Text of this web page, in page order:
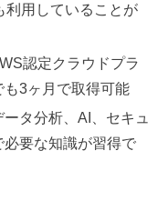
利用していることが
認定クラウドプラ
も3ヶ月で取得可能
タ分析、AI、セキュ
必要な知識が習得で